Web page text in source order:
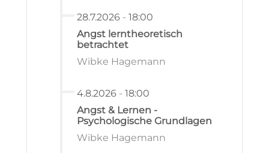
28.7.2026 - 18:00
Angst lerntheoretisch
betrachtet
Wibke Hagemann
4.8.2026 - 18:00
Angst & Lernen -
Psychologische Grundlagen
Wibke Hagemann